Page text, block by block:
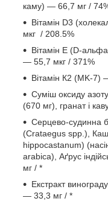
каму) — 66,7 мг /
Вітамін D3
мкг / 208.5%
Вітамін Е (D-
— 55,7 мкг / 371%
Вітамін К2 (MK-7)
Суміш оксиду
(670 мг), гранат і
Серцево-судинна
(Crataegus spp.),
hippocastanum)
arabica), Аґрус
мг / *
Екстракт
— 33,3 мг / *